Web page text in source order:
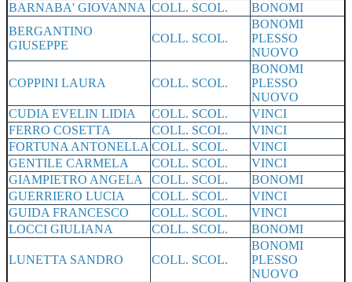
BARNABA' GIOVANNA COLL. SCOL.
BONOMI
BERGANTINO
GIUSEPPE
COLL. SCOL.
BONOMI
PLESSO
NUOVO
COPPINI LAURA COLL. SCOL.
BONOMI
PLESSO
NUOVO
CUDIA EVELIN LIDIA
COLL. SCOL.
VINCI
FERRO COSETTA
COLL. SCOL.
VINCI
FORTUNA ANTONELLA COLL. SCOL.
VINCI
GENTILE CARMELA
COLL. SCOL.
VINCI
GIAMPIETRO ANGELA
COLL. SCOL.
BONOMI
GUERRIERO LUCIA
COLL. SCOL.
VINCI
GUIDA FRANCESCO
COLL. SCOL.
VINCI
LOCCI GIULIANA
COLL. SCOL. BONOMI
LUNETTA SANDRO COLL. SCOL.
BONOMI
PLESSO
NUOVO